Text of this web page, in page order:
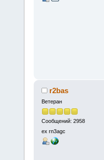
r2bas
Ветеран
Сообщений: 2958
ex rn3agc